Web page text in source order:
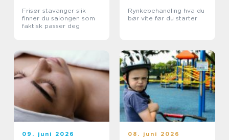
Frisør stavanger slik
finner du salongen som
faktisk passer deg
Rynkebehandling hva du
bør vite før du starter
09. juni 2026 08. juni 2026